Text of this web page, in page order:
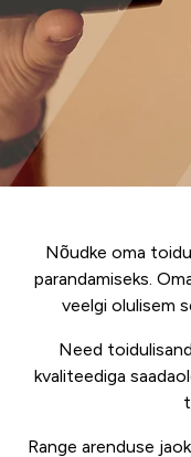
Nõudke oma
parandamiseks.
veelgi olulisem
Need
kvaliteediga
Range arenduse